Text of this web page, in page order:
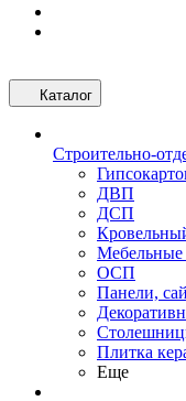
Каталог
Строительно-
ДВП
ДСП
Мебельные
ОСП
Панели,
Плитка
Еще